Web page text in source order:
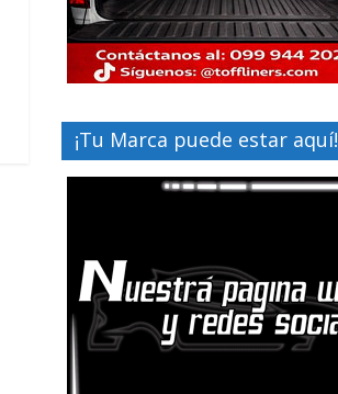
¡Tu Marca puede estar aquí!